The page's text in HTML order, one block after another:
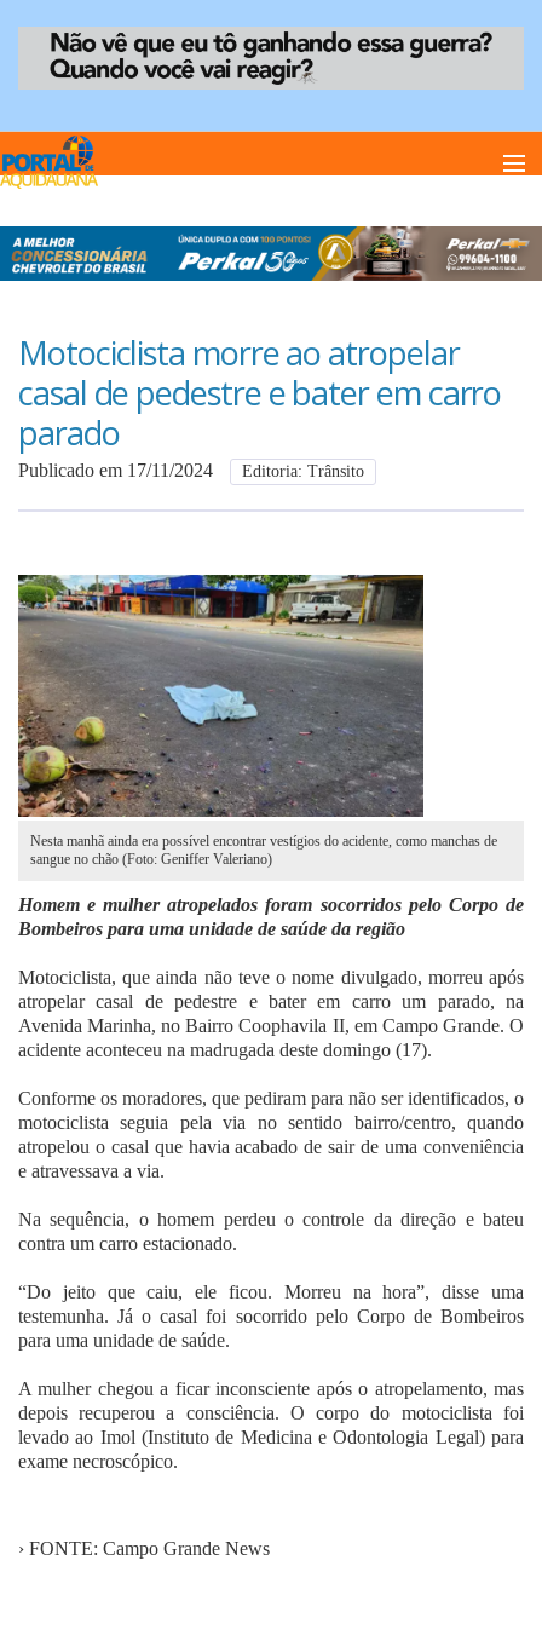
Home
Anuncie
Anuncie
Motociclista morre ao atropelar
casal de pedestre e bater em carro
parado
Publicado em 17/11/2024 Editoria: Trânsito
Nesta manhã ainda era possível encontrar vestígios do acidente, como manchas de
sangue no chão (Foto: Geniffer Valeriano)
Homem e mulher atropelados foram socorridos pelo Corpo de
Bombeiros para uma unidade de saúde da região
Motociclista, que ainda não teve o nome divulgado, morreu após
atropelar casal de pedestre e bater em carro um parado, na
Avenida Marinha, no Bairro Coophavila II, em Campo Grande. O
acidente aconteceu na madrugada deste domingo (17).
Conforme os moradores, que pediram para não ser identificados, o
motociclista seguia pela via no sentido bairro/centro, quando
atropelou o casal que havia acabado de sair de uma conveniência
e atravessava a via.
Na sequência, o homem perdeu o controle da direção e bateu
contra um carro estacionado.
“Do jeito que caiu, ele ficou. Morreu na hora”, disse uma
testemunha. Já o casal foi socorrido pelo Corpo de Bombeiros
para uma unidade de saúde.
A mulher chegou a ficar inconsciente após o atropelamento, mas
depois recuperou a consciência. O corpo do motociclista foi
levado ao Imol (Instituto de Medicina e Odontologia Legal) para
exame necroscópico.
› FONTE: Campo Grande News